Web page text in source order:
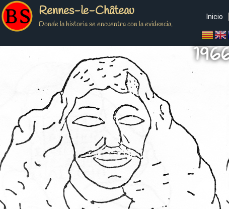
Rennes-le-Château
Donde la historia se encuentra con la evidencia.
Inicio